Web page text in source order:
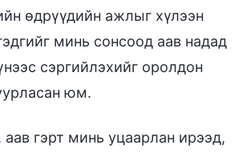
өдрүүдийн ажлыг хүлээн
минь сонсоод аав надад
сэргийлэхийг оролдон
юм.
аав гэрт минь уцаарлан ирээд,